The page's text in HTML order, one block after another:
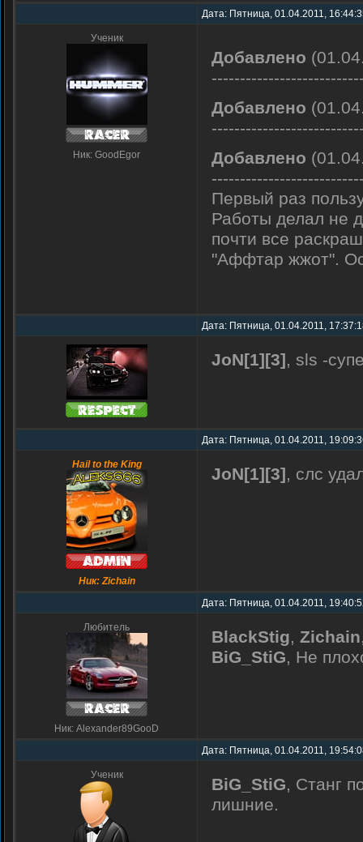
Дата: Пятница, 01.04.2011,
Ученик
Ник: GoodEgor
Добавлено
Добавлено
Добавлено
Первый раз
Работы делал не
почти все
"Аффтар жжот".
Дата: Пятница, 01.04.2011,
JoN[1][3], sls -
Дата: Пятница, 01.04.2011,
Hail to the King
Ник: Zichain
JoN[1][3], слс
Дата: Пятница, 01.04.2011,
Любитель
Ник: Alexander89GooD
BlackStig, Zichain
BiG_StiG, Не
Дата: Пятница, 01.04.2011,
Ученик BiG_StiG, Станг
лишние.